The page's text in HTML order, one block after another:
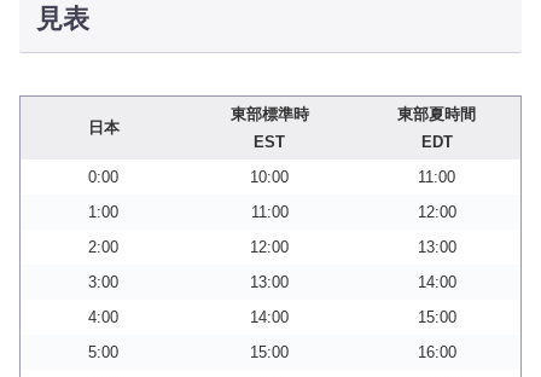
見表
日本
東部標準時
EST
東部夏時間
EDT
0:00
10:00
11:00
1:00
11:00
12:00
2:00
12:00
13:00
3:00
13:00
14:00
4:00
14:00
15:00
5:00
15:00
16:00